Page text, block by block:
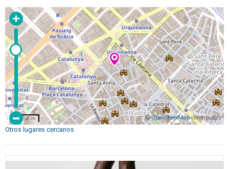
©OpenStreetMapcontributors
200 m
Otros lugares cercanos